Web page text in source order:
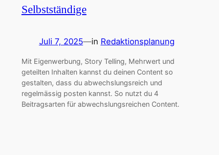
Selbstständige
Juli 7, 2025—in Redaktionsplanung
Mit Eigenwerbung, Story Telling, Mehrwert und
geteilten Inhalten kannst du deinen Content so
gestalten, dass du abwechslungsreich und
regelmässig posten kannst. So nutzt du 4
Beitragsarten für abwechslungsreichen Content.